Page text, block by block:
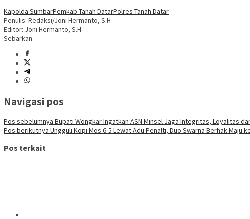
Kapolda SumbarPemkab Tanah DatarPolres Tanah Datar
Penulis: Redaksi/Joni Hermanto, S.H
Editor: Joni Hermanto, S.H
Sebarkan
Navigasi pos
Pos sebelumnya Bupati Wongkar Ingatkan ASN Minsel Jaga Integritas, Loyalitas
Pos berikutnya Ungguli Kopi Mos 6-5 Lewat Adu Penalti, Duo Swarna Berhak Maju
Pos terkait